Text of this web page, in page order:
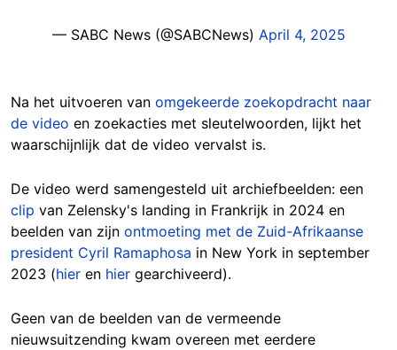
— SABC News (@SABCNews) April 4, 2025
Na het uitvoeren van omgekeerde zoekopdracht naar
de video en zoekacties met sleutelwoorden, lijkt het
waarschijnlijk dat de video vervalst is.
De video werd samengesteld uit archiefbeelden: een
clip van Zelensky's landing in Frankrijk in 2024 en
beelden van zijn ontmoeting met de Zuid-Afrikaanse
president Cyril Ramaphosa in New York in september
2023 (hier en hier gearchiveerd).
Geen van de beelden van de vermeende
nieuwsuitzending kwam overeen met eerdere